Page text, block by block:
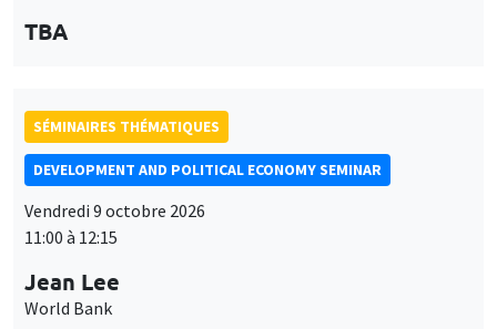
TBA
SÉMINAIRES THÉMATIQUES
DEVELOPMENT AND POLITICAL ECONOMY SEMINAR
Vendredi 9 octobre 2026
11:00 à 12:15
Jean Lee
World Bank